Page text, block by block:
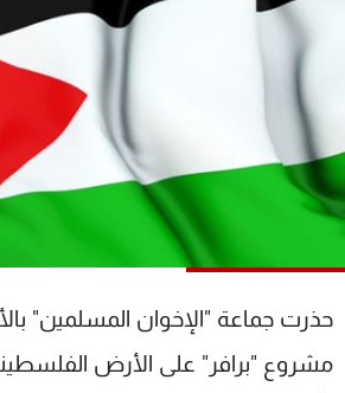
حذرت جماعة "الإخوان المسلمين"
مشروع "برافر" على الأرض
كأس العالم
البرامج
شاهد البرامج
عن MTV
وظائف